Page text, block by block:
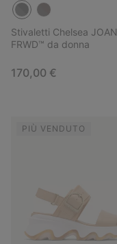
Stivaletti Chelsea JOAN
FRWD™ da donna
Regular price:
170,00 €
PIÙ VENDUTO